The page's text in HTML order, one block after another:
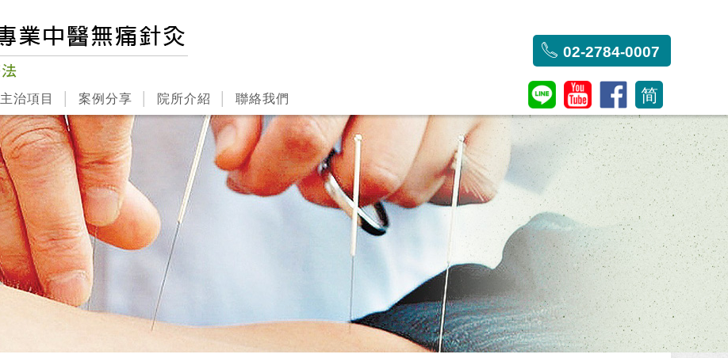
主治項目 案例分享 院所介紹 聯絡我們
02-2784-0007
简